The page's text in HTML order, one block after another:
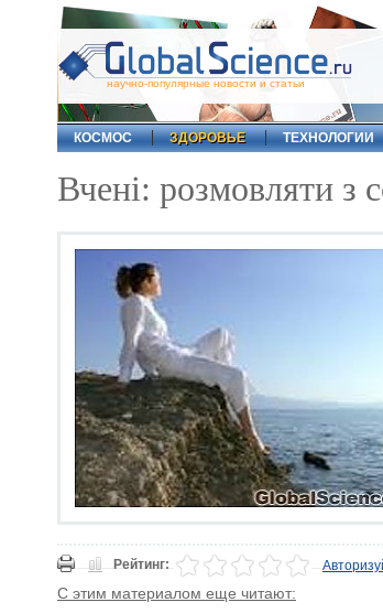
научно-популярные новости и статьи
КОСМОС
ЗДОРОВЬЕ ТЕХНОЛОГИИ
Вчені: розмовляти з
Рейтинг:
С этим материалом еще читают: